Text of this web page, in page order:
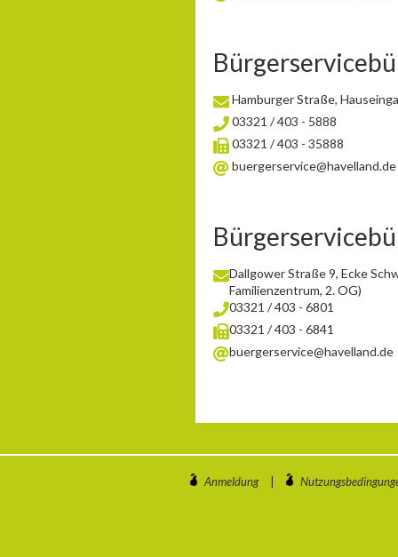
Hamburger Straße,
03321 / 403 - 5888
03321 / 403 - 35888
buergerservice@havelland.de
Dallgower Straße 9, Ecke
Familienzentrum, 2. OG)
03321 / 403 - 6801
03321 / 403 - 6841
buergerservice@havelland.de
Anmeldung